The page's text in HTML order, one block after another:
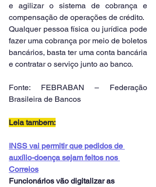
e agilizar o sistema de cobrança e
compensação de operações de crédito.
Qualquer pessoa física ou jurídica pode
fazer uma cobrança por meio de boletos
bancários, basta ter uma conta bancária
e contratar o serviço junto ao banco.
Fonte: FEBRABAN – Federação
Brasileira de Bancos
Leia tambem:
INSS vai permitir que pedidos de
auxílio-doença sejam feitos nos
Correios
Funcionários vão digitalizar as